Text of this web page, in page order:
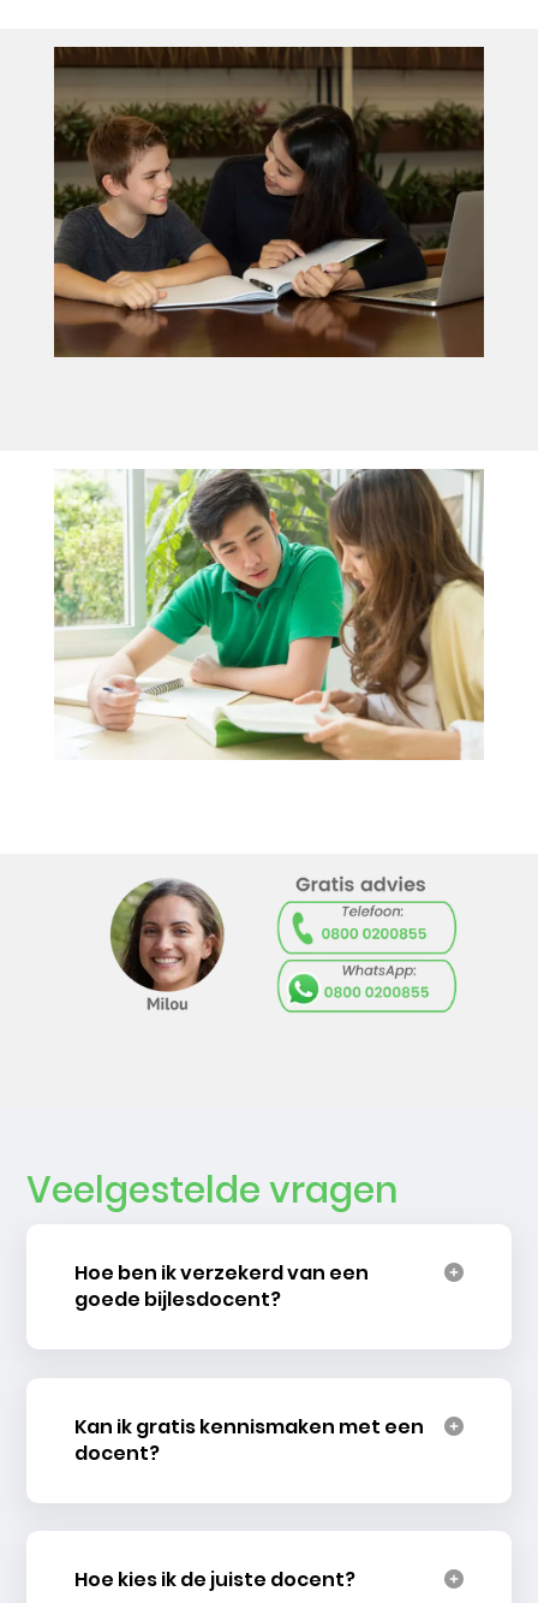
Veelgestelde vragen
Hoe ben ik verzekerd van een
goede bijlesdocent?
Kan ik gratis kennismaken met een
docent?
Hoe kies ik de juiste docent?